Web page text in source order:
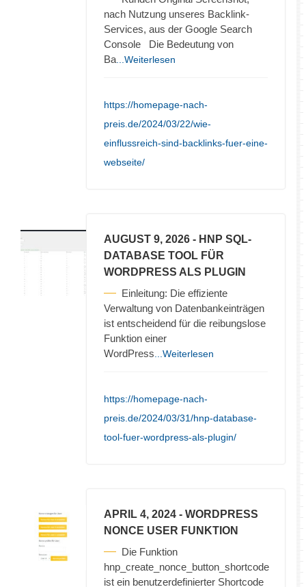
nach Nutzung unseres Backlink-
Services, aus der Google Search
Console Die Bedeutung von
Ba ...Weiterlesen
https://homepage-nach-
preis.de/2024/03/22/wie-
einflussreich-sind-backlinks-fuer-eine-
webseite/
AUGUST 9, 2026 - HNP SQL-
DATABASE TOOL FÜR
WORDPRESS ALS PLUGIN
Einleitung: Die effiziente
Verwaltung von Datenbankeinträgen
ist entscheidend für die reibungslose
Funktion einer
WordPress ...Weiterlesen
https://homepage-nach-
preis.de/2024/03/31/hnp-database-
tool-fuer-wordpress-als-plugin/
APRIL 4, 2024 - WORDPRESS
NONCE USER FUNKTION
Die Funktion
hnp_create_nonce_button_shortcode
ist ein benutzerdefinierter Shortcode